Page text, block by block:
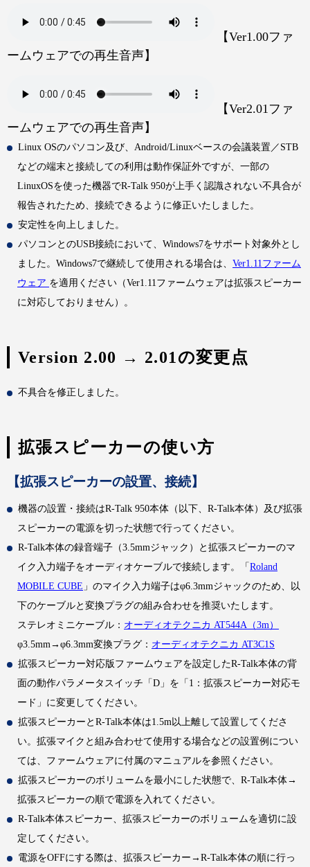
【Ver1.00ファ
ームウェアでの再生音声】
【Ver2.01ファ
ームウェアでの再生音声】
Linux OSのパソコン及び、Android/Linuxベースの会議装置／STB
などの端末と接続しての利用は動作保証外ですが、一部の
LinuxOSを使った機器でR-Talk 950が上手く認識されない不具合が
報告されたため、接続できるように修正いたしました。
安定性を向上しました。
パソコンとのUSB接続において、Windows7をサポート対象外とし
ました。Windows7で継続して使用される場合は、 Ver1.11ファーム
ウェア を適用ください（Ver1.11ファームウェアは拡張スピーカー
に対応しておりません）。
Version 2.00 → 2.01の変更点
不具合を修正しました。
拡張スピーカーの使い方
【拡張スピーカーの設置、接続】
機器の設置・接続はR-Talk 950本体（以下、R-Talk本体）及び拡張
スピーカーの電源を切った状態で行ってください。
R-Talk本体の録音端子（3.5mmジャック）と拡張スピーカーのマ
イク入力端子をオーディオケーブルで接続します。「Roland
MOBILE CUBE 」のマイク入力端子はφ6.3mmジャックのため、以
下のケーブルと変換プラグの組み合わせを推奨いたします。
ステレオミニケーブル： オーディオテクニカ AT544A（3m）
φ3.5mm→φ6.3mm変換プラグ： オーディオテクニカ AT3C1S
拡張スピーカー対応版ファームウェアを設定したR-Talk本体の背
面の動作パラメータスイッチ「D」を「1：拡張スピーカー対応モ
ード」に変更してください。
拡張スピーカーとR-Talk本体は1.5m以上離して設置してくださ
い。拡張マイクと組み合わせて使用する場合などの設置例につい
ては、ファームウェアに付属のマニュアルを参照ください。
拡張スピーカーのボリュームを最小にした状態で、R-Talk本体→
拡張スピーカーの順で電源を入れてください。
R-Talk本体スピーカー、拡張スピーカーのボリュームを適切に設
定してください。
電源をOFFにする際は、拡張スピーカー→R-Talk本体の順に行っ